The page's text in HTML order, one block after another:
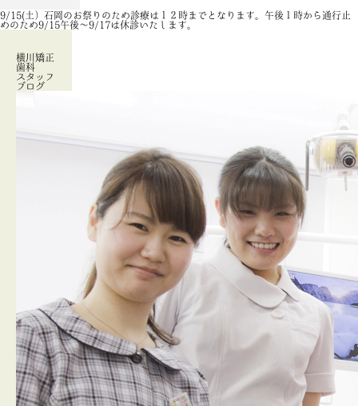
9/15(土）石岡のお祭りのため診療は１２時までとなります。午後１時から通行止
めのため9/15午後～9/17は休診いたします。
横川矯正
歯科
スタッフ
ブログ